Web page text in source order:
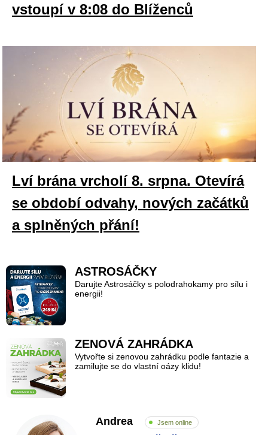
vstoupí v 8:08 do Blíženců
Lví brána vrcholí 8. srpna. Otevírá
se období odvahy, nových začátků
a splněných přání!
ASTROSÁČKY
Darujte Astrosáčky s polodrahokamy pro sílu i
energii!
ZENOVÁ ZAHRÁDKA
Vytvořte si zenovou zahrádku podle fantazie a
zamilujte se do vlastní oázy klidu!
Andrea Jsem online